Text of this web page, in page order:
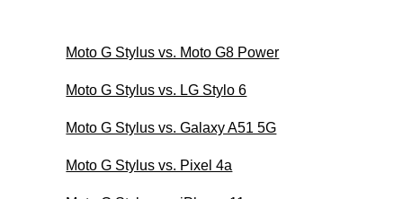
Moto G Stylus vs. Moto G8 Power
Moto G Stylus vs. LG Stylo 6
Moto G Stylus vs. Galaxy A51 5G
Moto G Stylus vs. Pixel 4a